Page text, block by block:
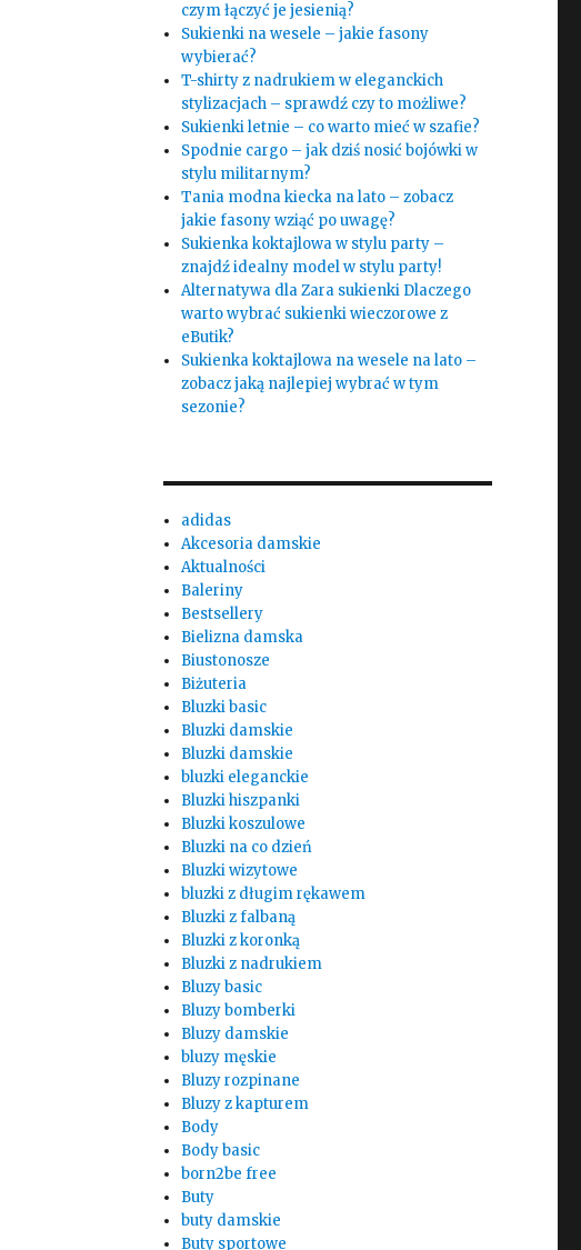
czym łączyć je jesienią?
Sukienki na wesele – jakie fasony
wybierać?
T-shirty z nadrukiem w eleganckich
stylizacjach – sprawdź czy to możliwe?
Sukienki letnie – co warto mieć w szafie?
Spodnie cargo – jak dziś nosić bojówki w
stylu militarnym?
Tania modna kiecka na lato – zobacz
jakie fasony wziąć po uwagę?
Sukienka koktajlowa w stylu party –
znajdź idealny model w stylu party!
Alternatywa dla Zara sukienki Dlaczego
warto wybrać sukienki wieczorowe z
eButik?
Sukienka koktajlowa na wesele na lato –
zobacz jaką najlepiej wybrać w tym
sezonie?
adidas
Akcesoria damskie
Aktualności
Baleriny
Bestsellery
Bielizna damska
Biustonosze
Biżuteria
Bluzki basic
Bluzki damskie
Bluzki damskie
bluzki eleganckie
Bluzki hiszpanki
Bluzki koszulowe
Bluzki na co dzień
Bluzki wizytowe
bluzki z długim rękawem
Bluzki z falbaną
Bluzki z koronką
Bluzki z nadrukiem
Bluzy basic
Bluzy bomberki
Bluzy damskie
bluzy męskie
Bluzy rozpinane
Bluzy z kapturem
Body
Body basic
born2be free
Buty
buty damskie
Buty sportowe